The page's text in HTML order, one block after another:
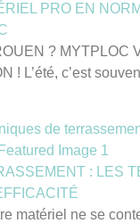
PRO EN
? MYTPLOC
! L’été, c’est
: LES
matériel ne se